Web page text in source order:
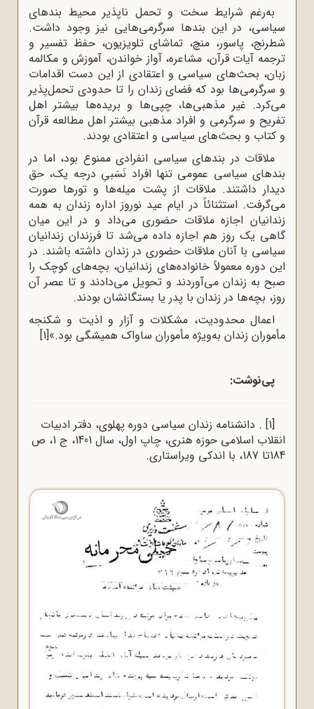
به‌رغم شرایط سخت و تحمل ناپذیر محیط بندهای
سیاسی، در این بندها سرگرمی‌هایی نیز وجود داشت.
شطرنج، پاسور، منچ، تماشای تلویزیون، حفظ تفسیر و
ترجمه آیات قرآن، مشاعره، آواز خواندن، آموزش و مکالمه
زبان، بحث‌های سیاسی و اعتقادی از این دست اقدامات
و سرگرمی‌ها بود که فضای زندان را تا حدودی تحمل‌پذیر
می‌کرد. غیر مذهبی‌ها، چپی‌ها و بریده‌ها بیشتر اهل
تفریح و سرگرمی و افراد مذهبی بیشتر اهل مطالعه قرآن
و کتاب و بحث‌های سیاسی و اعتقادی بودند.
ملاقات در بندهای سیاسی انفرادی ممنوع بود، اما در
بندهای سیاسی عمومی تنها افراد نَسَبیِ درجه یک، حق
دیدار داشتند. ملاقات از پشت میله‌ها و تورها صورت
می‌گرفت. استثنائاً در ایام عید نوروز اداره زندان به همه
زندانیان اجازه ملاقات حضوری می‌داد و در این میان
گاهی یک روز هم اجازه داده می‌شد تا فرزندان زندانیان
سیاسی با آنان ملاقات حضوری در زندان داشته باشند. در
این دوره معمولاً خانواده‌های زندانیان، بچه‌های کوچک را
صبح به زندان می‌آوردند و تحویل می‌دادند و تا عصر آن
روز، بچه‌ها در زندان با پدر یا بستگانشان بودند.
اعمال محدودیت، مشکلات و آزار و اذیت و شکنجه
مأموران زندان به‌ویژه مأموران ساواک همیشگی بود.»[1]
پی‌نوشت:
[1]
. دانشنامه زندان سیاسی دوره پهلوی، دفتر ادبیات
انقلاب اسلامی حوزه هنری، چاپ اول، سال 1401، ج 1، ص
184تا 187، با اندکی ویراستاری.